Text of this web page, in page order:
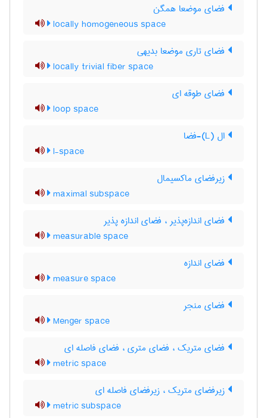
فضای موضعا همگن
locally homogeneous space
فضای تاری موضعا بدیهی
locally trivial fiber space
فضای طوقه ای
loop space
ال (L)-فضا
l-space
زیرفضای ماکسیمال
maximal subspace
فضای اندازه‌پذیر ، فضای اندازه پذیر
measurable space
فضای اندازه
measure space
فضای منجر
Menger space
فضای متریک ، فضای متری ، فضای فاصله ای
metric space
زیرفضای متریک ، زیرفضای فاصله ای
metric subspace